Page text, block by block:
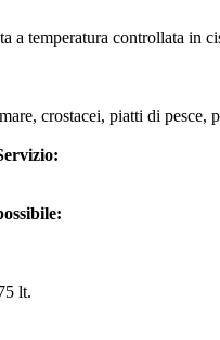
a temperatura controllata in
crostacei, piatti di pesce,
lt.